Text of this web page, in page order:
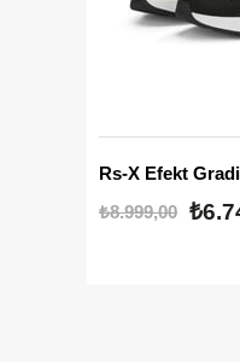
Rs-X Efekt
₺8.999,00